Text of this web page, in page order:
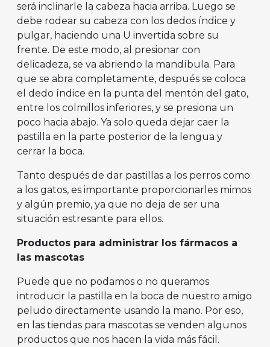
será inclinarle la cabeza hacia arriba. Luego se
debe rodear su cabeza con los dedos índice y
pulgar, haciendo una U invertida sobre su
frente. De este modo, al presionar con
delicadeza, se va abriendo la mandíbula. Para
que se abra completamente, después se coloca
el dedo índice en la punta del mentón del gato,
entre los colmillos inferiores, y se presiona un
poco hacia abajo. Ya solo queda dejar caer la
pastilla en la parte posterior de la lengua y
cerrar la boca.
Tanto después de dar pastillas a los perros como
a los gatos, es importante proporcionarles mimos
y algún premio, ya que no deja de ser una
situación estresante para ellos.
Productos para administrar los fármacos a
las mascotas
Puede que no podamos o no queramos
introducir la pastilla en la boca de nuestro amigo
peludo directamente usando la mano. Por eso,
en las tiendas para mascotas se venden algunos
productos que nos hacen la vida más fácil.